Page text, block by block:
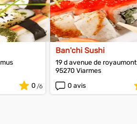
0
Ban'chi Sushi
19 d avenue de royaumont
95270 Viarmes
0 avis